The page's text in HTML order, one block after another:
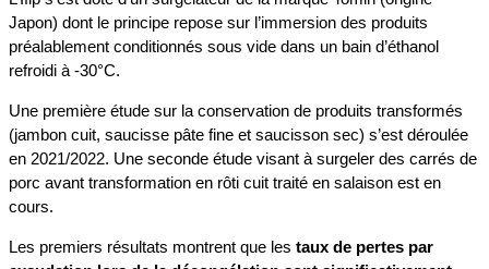
Japon) dont le principe repose sur l’immersion des produits
préalablement conditionnés sous vide dans un bain d’éthanol
refroidi à -30°C.
Une première étude sur la conservation de produits transformés
(jambon cuit, saucisse pâte fine et saucisson sec) s’est déroulée
en 2021/2022. Une seconde étude visant à surgeler des carrés de
porc avant transformation en rôti cuit traité en salaison est en
cours.
Les premiers résultats montrent que les taux de pertes par